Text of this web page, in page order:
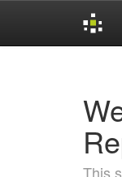
This